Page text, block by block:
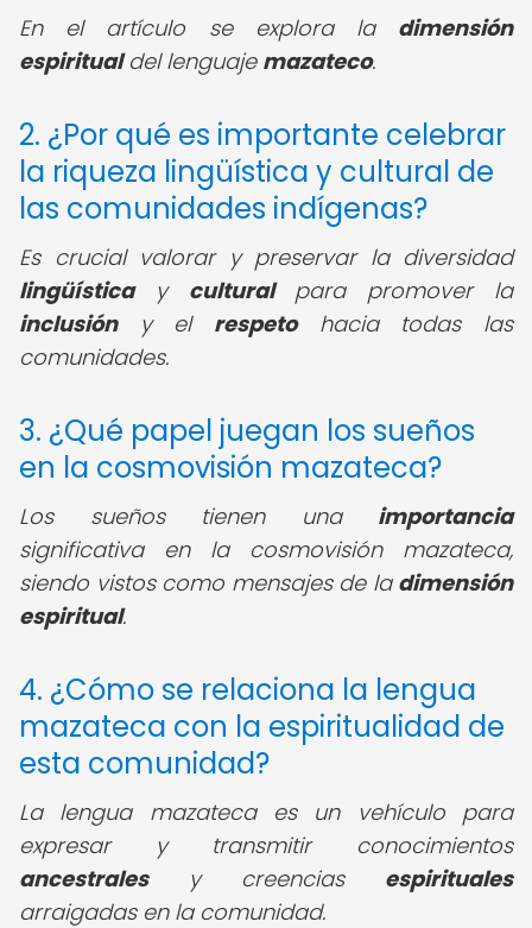
En el artículo se explora la dimensión
espiritualdel lenguaje mazateco.
2. ¿Por qué es importante celebrar
la riqueza lingüística y cultural de
las comunidades indígenas?
Es crucial valorar y preservar la diversidad
lingüísticay culturalpara promover la
inclusióny el respetohacia todas las
comunidades.
3. ¿Qué papel juegan los sueños
en la cosmovisión mazateca?
Los sueños tienen una importancia
significativa en la cosmovisión mazateca,
siendo vistos como mensajes de la dimensión
espiritual.
4. ¿Cómo se relaciona la lengua
mazateca con la espiritualidad de
esta comunidad?
La lengua mazateca es un vehículo para
expresar y transmitir conocimientos
ancestralesy creencias espirituales
arraigadas en la comunidad.